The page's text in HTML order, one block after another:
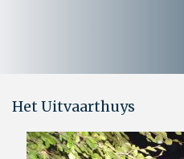
Het Uitvaarthuys